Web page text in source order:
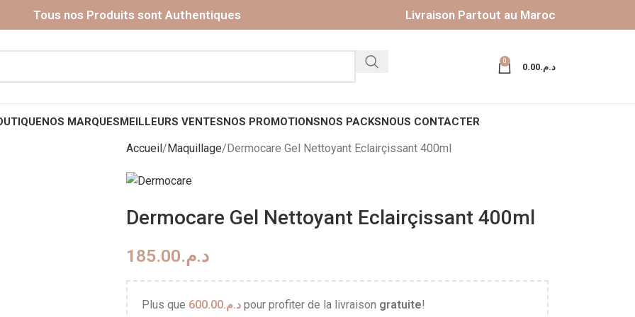
Tous nos Produits sont Authentiques Livraison Partout au Maroc
0
د.م.0.00
NOS MARQUESMEILLEURS VENTESNOS PROMOTIONSNOS PACKSNOUS CONTACTER
Accueil Maquillage Dermocare Gel Nettoyant Eclairçissant 400ml
Dermocare Gel Nettoyant Eclairçissant 400ml
د.م.185.00
Plus que د.م.600.00 pour profiter de la livraison gratuite!